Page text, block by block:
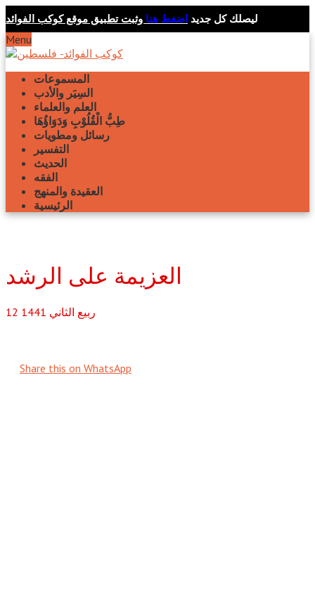
ليصلك كل جديد اضغط هنا وثبت تطبيق موقع كوكب الفوائد
Menu
المسموعات
السِيَر والأدب
العلم والعلماء
طِبُّ الْقُلُوْبِ وَدَوَاؤُهَا
رسائل ومطويات
التفسير
الحديث
الفقه
العقيدة والمنهج
الرئيسية
العزيمة على الرشد
12 ربيع الثاني 1441
Share this on WhatsApp